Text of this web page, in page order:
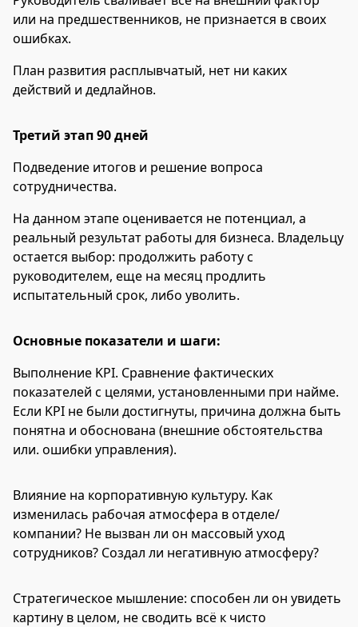
или на предшественников, не признается в своих
ошибках.
План развития расплывчатый, нет ни каких
действий и дедлайнов.
Третий этап 90 дней
Подведение итогов и решение вопроса
сотрудничества.
На данном этапе оценивается не потенциал, а
реальный результат работы для бизнеса. Владельцу
остается выбор: продолжить работу с
руководителем, еще на месяц продлить
испытательный срок, либо уволить.
Основные показатели и шаги:
Выполнение KPI. Сравнение фактических
показателей с целями, установленными при найме.
Если KPI не были достигнуты, причина должна быть
понятна и обоснована (внешние обстоятельства
или. ошибки управления).
Влияние на корпоративную культуру. Как
изменилась рабочая атмосфера в отделе/
компании? Не вызван ли он массовый уход
сотрудников? Создал ли негативную атмосферу?
Стратегическое мышление: способен ли он увидеть
картину в целом, не сводить всё к чисто